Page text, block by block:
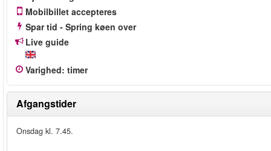
Mobilbillet accepteres
Spar tid - Spring køen over
Live guide
Varighed: timer
Afgangstider
Onsdag kl. 7.45.